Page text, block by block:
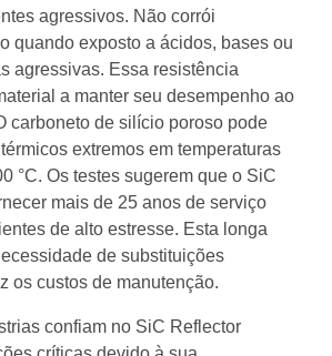
agressivos. Não corrói
quando exposto a ácidos, bases ou
agressivas. Essa resistência
a manter seu desempenho ao
carboneto de silício poroso pode
extremos em temperaturas
°C. Os testes sugerem que o SiC
mais de 25 anos de serviço
de alto estresse. Esta longa
de substituições
os custos de manutenção.
confiam no SiC Reflector